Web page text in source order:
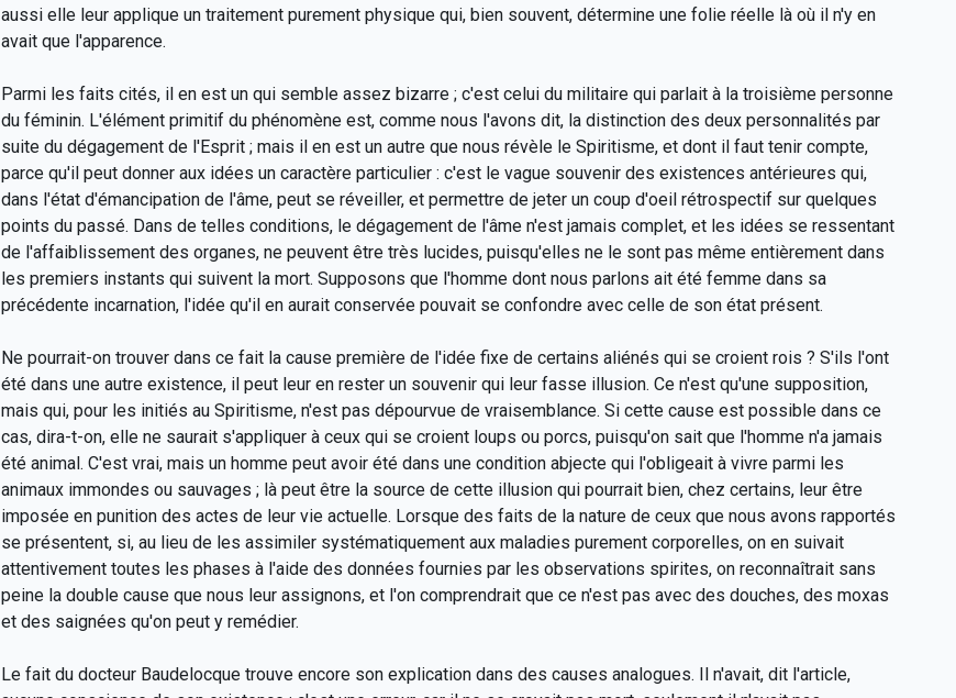
aussi elle leur applique un traitement purement physique qui, bien souvent, détermine une folie réelle là où il n'y en
avait que l'apparence.
Parmi les faits cités, il en est un qui semble assez bizarre ; c'est celui du militaire qui parlait à la troisième personne
du féminin. L'élément primitif du phénomène est, comme nous l'avons dit, la distinction des deux personnalités par
suite du dégagement de l'Esprit ; mais il en est un autre que nous révèle le Spiritisme, et dont il faut tenir compte,
parce qu'il peut donner aux idées un caractère particulier : c'est le vague souvenir des existences antérieures qui,
dans l'état d'émancipation de l'âme, peut se réveiller, et permettre de jeter un coup d'oeil rétrospectif sur quelques
points du passé. Dans de telles conditions, le dégagement de l'âme n'est jamais complet, et les idées se ressentant
de l'affaiblissement des organes, ne peuvent être très lucides, puisqu'elles ne le sont pas même entièrement dans
les premiers instants qui suivent la mort. Supposons que l'homme dont nous parlons ait été femme dans sa
précédente incarnation, l'idée qu'il en aurait conservée pouvait se confondre avec celle de son état présent.
Ne pourrait-on trouver dans ce fait la cause première de l'idée fixe de certains aliénés qui se croient rois ? S'ils l'ont
été dans une autre existence, il peut leur en rester un souvenir qui leur fasse illusion. Ce n'est qu'une supposition,
mais qui, pour les initiés au Spiritisme, n'est pas dépourvue de vraisemblance. Si cette cause est possible dans ce
cas, dira-t-on, elle ne saurait s'appliquer à ceux qui se croient loups ou porcs, puisqu'on sait que l'homme n'a jamais
été animal. C'est vrai, mais un homme peut avoir été dans une condition abjecte qui l'obligeait à vivre parmi les
animaux immondes ou sauvages ; là peut être la source de cette illusion qui pourrait bien, chez certains, leur être
imposée en punition des actes de leur vie actuelle. Lorsque des faits de la nature de ceux que nous avons rapportés
se présentent, si, au lieu de les assimiler systématiquement aux maladies purement corporelles, on en suivait
attentivement toutes les phases à l'aide des données fournies par les observations spirites, on reconnaîtrait sans
peine la double cause que nous leur assignons, et l'on comprendrait que ce n'est pas avec des douches, des moxas
et des saignées qu'on peut y remédier.
Le fait du docteur Baudelocque trouve encore son explication dans des causes analogues. Il n'avait, dit l'article,